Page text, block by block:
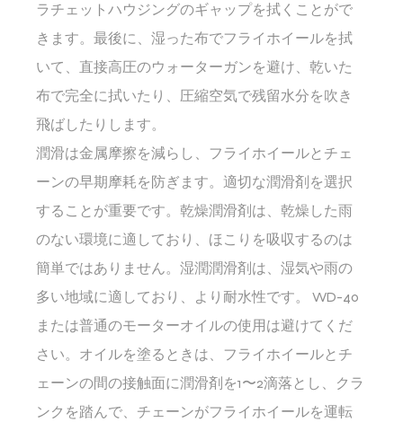
ラチェットハウジングのギャップを拭くことがで
きます。最後に、湿った布でフライホイールを拭
いて、直接高圧のウォーターガンを避け、乾いた
布で完全に拭いたり、圧縮空気で残留水分を吹き
飛ばしたりします。
潤滑は金属摩擦を減らし、フライホイールとチェ
ーンの早期摩耗を防ぎます。適切な潤滑剤を選択
することが重要です。乾燥潤滑剤は、乾燥した雨
のない環境に適しており、ほこりを吸収するのは
簡単ではありません。湿潤潤滑剤は、湿気や雨の
多い地域に適しており、より耐水性です。 WD-40
または普通のモーターオイルの使用は避けてくだ
さい。オイルを塗るときは、フライホイールとチ
ェーンの間の接触面に潤滑剤を1〜2滴落とし、クラ
ンクを踏んで、チェーンがフライホイールを運転